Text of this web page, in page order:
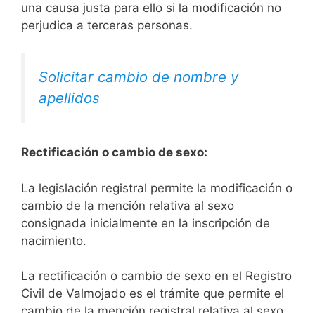
una causa justa para ello si la modificación no
perjudica a terceras personas.
Solicitar cambio de nombre y
apellidos
Rectificación o cambio de sexo:
La legislación registral permite la modificación o
cambio de la mención relativa al sexo
consignada inicialmente en la inscripción de
nacimiento.
La rectificación o cambio de sexo en el Registro
Civil de Valmojado es el trámite que permite el